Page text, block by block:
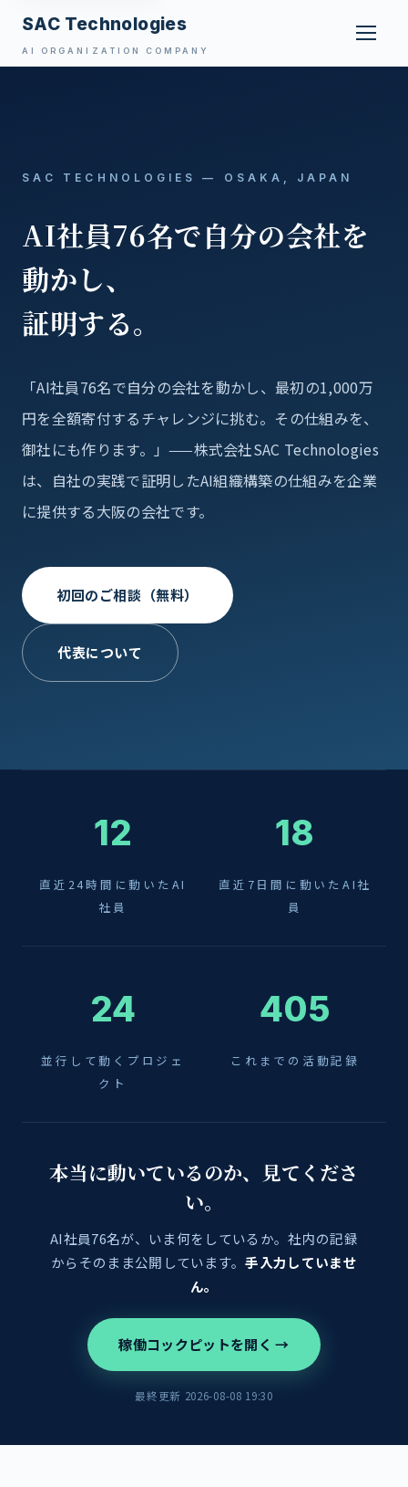
SAC Technologies
AI ORGANIZATION COMPANY
SAC TECHNOLOGIES — OSAKA, JAPAN
AI社員76名で自分の会社を
動かし、
証明する。
「AI社員76名で自分の会社を動かし、最初の1,000万
円を全額寄付するチャレンジに挑む。その仕組みを、
御社にも作ります。」——株式会社SAC Technologies
は、自社の実践で証明したAI組織構築の仕組みを企業
に提供する大阪の会社です。
初回のご相談（無料）
代表について
12
直近24時間に動いたAI
社員
18
直近7日間に動いたAI社
員
24
並行して動くプロジェ
クト
405
これまでの活動記録
本当に動いているのか、見てくださ
い。
AI社員76名が、いま何をしているか。社内の記録
からそのまま公開しています。手入力していませ
ん。
稼働コックピットを開く →
最終更新 2026-08-08 19:30